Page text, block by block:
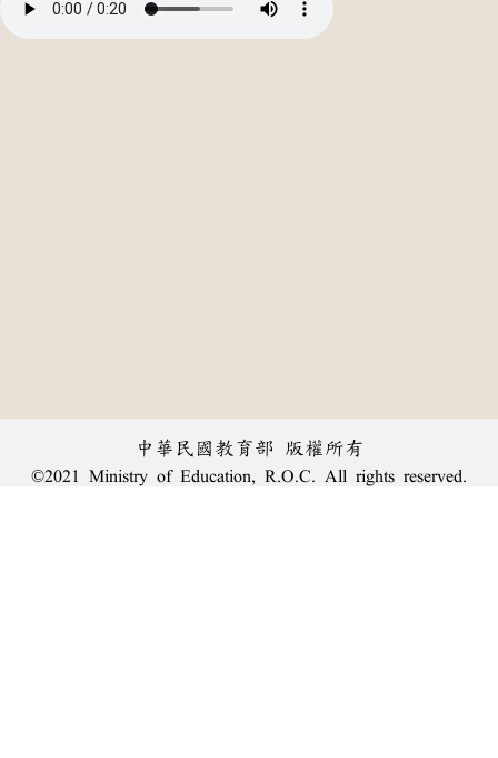
中華民國教育部 版權所有
©2021 Ministry of Education, R.O.C. All rights reserved.